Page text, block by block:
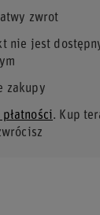
zwrot
nie jest
zakupy
. Kup